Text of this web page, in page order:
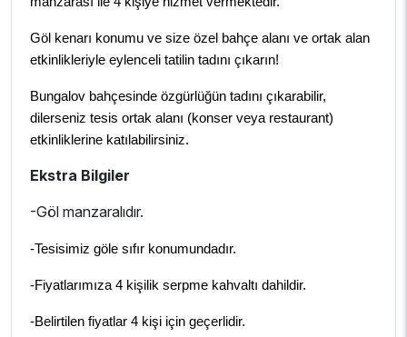
Göl kenarı konumu ve size özel bahçe alanı ve ortak alan
etkinlikleriyle eylenceli tatilin tadını çıkarın!
Bungalov bahçesinde özgürlüğün tadını çıkarabilir,
dilerseniz tesis ortak alanı (konser veya restaurant)
etkinliklerine katılabilirsiniz.
Ekstra Bilgiler
-Göl manzaralıdır.
-Tesisimiz göle sıfır konumundadır.
-Fiyatlarımıza 4 kişilik serpme kahvaltı dahildir.
-Belirtilen fiyatlar 4 kişi için geçerlidir.